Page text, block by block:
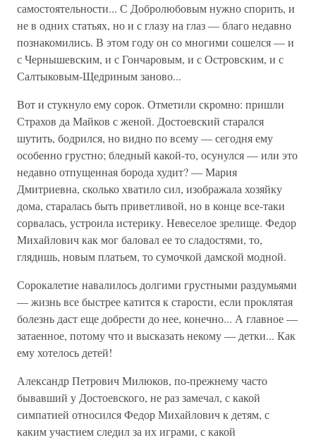
самостоятельности... С Добролюбовым нужно спорить, и
не в одних статьях, но и с глазу на глаз — благо недавно
познакомились. В этом году он со многими сошелся — и
с Чернышевским, и с Гончаровым, и с Островским, и с
Салтыковым-Щедриным заново...
Вот и стукнуло ему сорок. Отметили скромно: пришли
Страхов да Майков с женой. Достоевский старался
шутить, бодрился, но видно по всему — сегодня ему
особенно грустно; бледный какой-то, осунулся — или это
недавно отпущенная борода худит? — Мария
Дмитриевна, сколько хватило сил, изображала хозяйку
дома, старалась быть приветливой, но в конце все-таки
сорвалась, устроила истерику. Невеселое зрелище. Федор
Михайлович как мог баловал ее то сладостями, то,
глядишь, новым платьем, то сумочкой дамской модной.
Сорокалетие навалилось долгими грустными раздумьями
— жизнь все быстрее катится к старости, если проклятая
болезнь даст еще добрести до нее, конечно... А главное —
затаенное, потому что и высказать некому — детки... Как
ему хотелось детей!
Александр Петрович Милюков, по-прежнему часто
бывавший у Достоевского, не раз замечал, с какой
симпатией относился Федор Михайлович к детям, с
каким участием следил за их играми, с какой